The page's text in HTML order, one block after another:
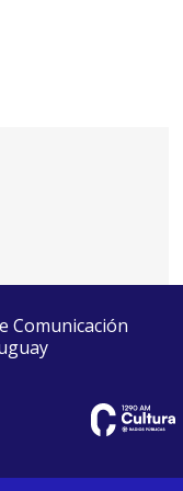
Comunicación